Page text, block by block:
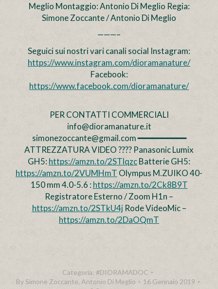
Meglio Montaggio: Antonio Di Meglio Regia:
Simone Zoccante / Antonio Di Meglio
———–
Seguici sui nostri vari canali social Instagram:
https://www.instagram.com/dioramanature/
Facebook:
https://www.facebook.com/dioramanature/
PER CONTATTI COMMERCIALI
info@dioramanature.it
simonezoccante@gmail.com ━━━━━━━━━━
ATTREZZATURA VIDEO ???? Panasonic Lumix
GH5:https://amzn.to/2STlqzcBatterie GH5:
https://amzn.to/2VUMHmT Olympus M.ZUIKO 40-
150 mm 4.0-5.6 :https://amzn.to/2Ck8B9T
Registratore Esterno / Zoom H1n –
https://amzn.to/2STkU4jRode VideoMic –
https://amzn.to/2DaOQmT
Categoria: #DIORAMADOC
BySimone Zoccante, Antonio Di Meglio
16 Gennaio 2019